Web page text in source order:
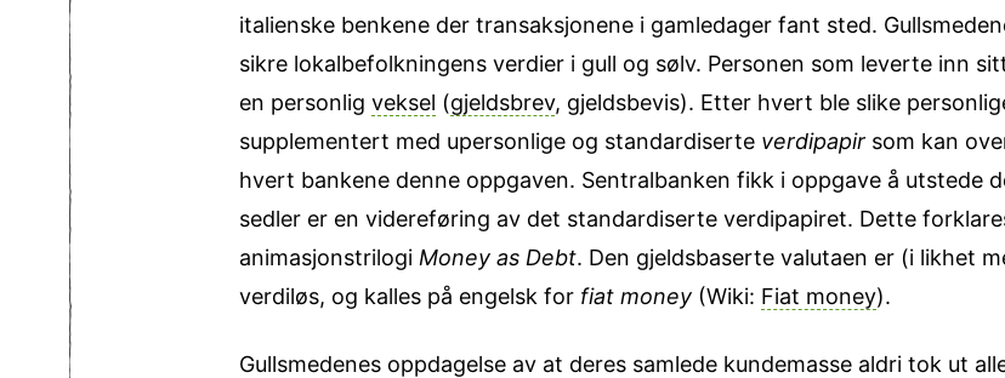
italienske benkene der transaksjonene i gamledager fant sted.
sikre lokal­befolkningens verdier i gull og sølv. Personen som leverte inn
en personlig veksel (gjeldsbrev, gjeldsbevis). Etter hvert ble slike
supplementert med upersonlige og standardiserte verdi­papir som kan
hvert bankene denne oppgaven. Sentralbanken fikk i oppgave å utstede
sedler er en videreføring av det standardiserte verdipapiret. Dette
animasjons­trilogi Money as Debt. Den gjeldsbaserte valutaen er (i likhet
verdiløs, og kalles på engelsk for fiat money (Wiki: Fiat money).
Gullsmedenes oppdagelse av at deres samlede kundemasse aldri tok ut